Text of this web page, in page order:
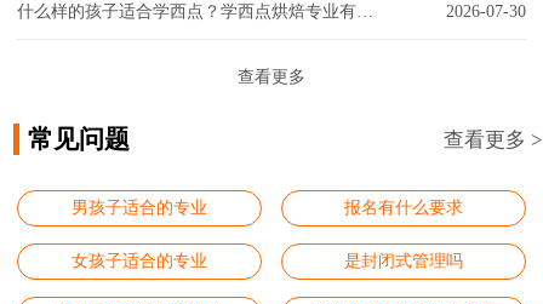
2026-07-30
查看更多
常见问题 查看更多 >
男孩子适合的专业 报名有什么要求
女孩子适合的专业 是封闭式管理吗